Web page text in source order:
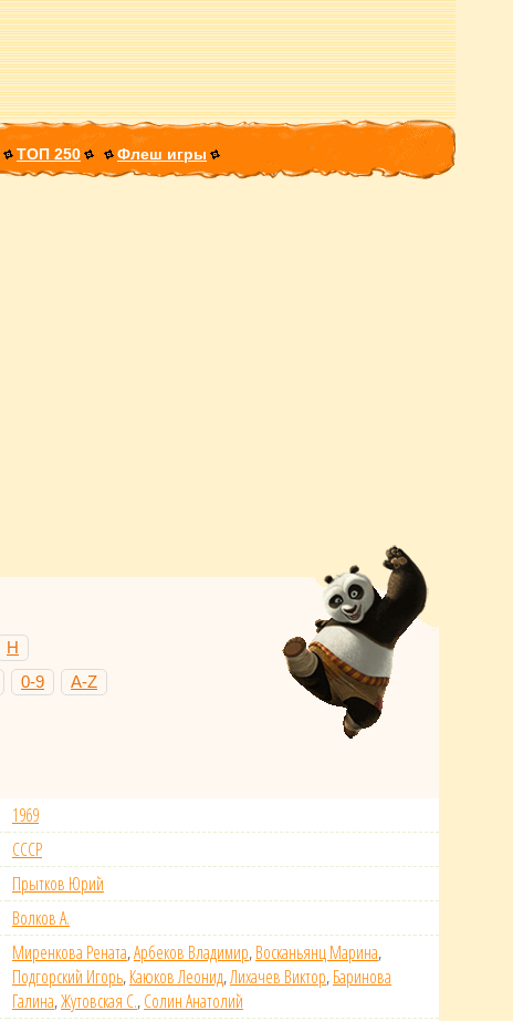
ТОП 250 Флеш игры
Н
0-9 A-Z
1969
СССР
Прытков Юрий
Волков А.
Миренкова Рената,Арбеков Владимир,Восканьянц Марина,
Подгорский Игорь,Каюков Леонид,Лихачев Виктор,Баринова
Галина,Жутовская С.,Солин Анатолий